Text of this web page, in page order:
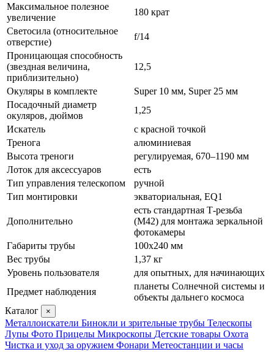
Максимальное полезное
увеличение
180 крат
Светосила (относительное
отверстие)
f/14
Проницающая способность
(звездная величина,
приблизительно)
12,5
Окуляры в комплекте
Super 10 мм, Super 25 мм
Посадочный диаметр
окуляров, дюймов
1,25
Искатель
с красной точкой
Тренога
алюминиевая
Высота треноги
регулируемая, 670–1190 мм
Лоток для аксессуаров
есть
Тип управления телескопом
ручной
Тип монтировки
экваториальная, EQ1
Дополнительно
есть стандартная Т-резьба
(М42) для монтажа зеркальной
фотокамеры
Габариты трубы
100x240 мм
Вес трубы
1,37 кг
Уровень пользователя
для опытных, для начинающих
Предмет наблюдения
планеты Солнечной системы и
объекты дальнего космоса
Каталог
×
Металлоискатели Бинокли и зрительные трубы Телескопы
Лупы Фото Прицелы Микроскопы Детские товары Охота
Чистка и уход за оружием Фонари Метеостанции и часы